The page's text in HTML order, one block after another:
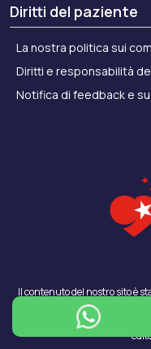
Diritti del paziente
La nostra politica sui
Diritti e responsabilità
Notifica di feedback e
Il contenuto del nostro sito è
non
Puoi segnalare le tue